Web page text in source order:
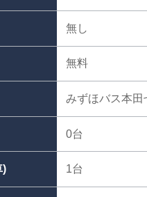
無し
無料
みずほバス本田
0台
) 1台